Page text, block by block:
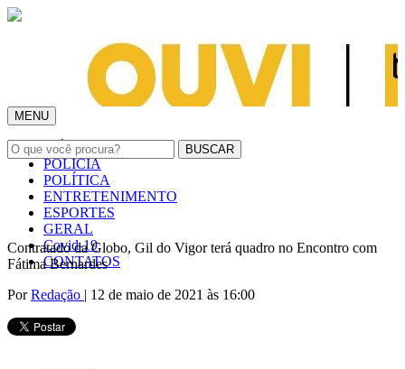
MENU
INÍCIO
POLÍCIA
POLÍTICA
ENTRETENIMENTO
ESPORTES
GERAL
Covid-19
CONTATOS
Contratado da Globo, Gil do Vigor terá quadro no Encontro com
Fátima Bernardes
PorRedação | 12 de maio de 2021 às 16:00